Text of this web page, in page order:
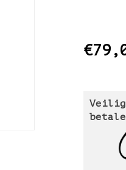
Veilig